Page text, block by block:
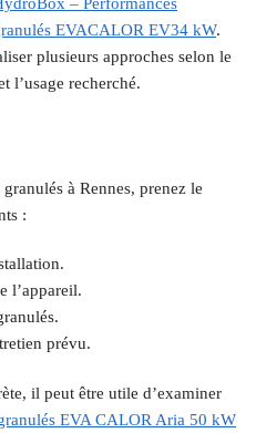
EVACALOR EV34 kW.
plusieurs approches selon le
l’usage recherché.
à Rennes, prenez le
:
l’appareil.
prévu.
il peut être utile d’examiner
EVA CALOR Aria 50 kW